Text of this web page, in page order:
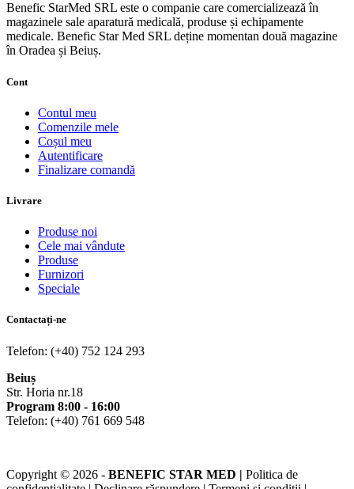
Benefic StarMed SRL este o companie care comercializează în
magazinele sale aparatură medicală, produse și echipamente
medicale. Benefic Star Med SRL deține momentan două magazine
în Oradea și Beiuș.
Cont
Contul meu
Comenzile mele
Coșul meu
Autentificare
Finalizare comandă
Livrare
Produse noi
Cele mai vândute
Produse
Furnizori
Speciale
Contactați-ne
Telefon: (+40) 752 124 293
Beiuș
Str. Horia nr.18
Program 8:00 - 16:00
Telefon: (+40) 761 669 548
Copyright © 2026 - BENEFIC STAR MED | Politica de